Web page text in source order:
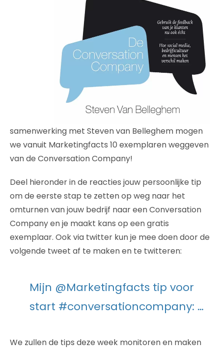
samenwerking met Steven van Belleghem mogen
we vanuit Marketingfacts 10 exemplaren weggeven
van de Conversation Company!
Deel hieronder in de reacties jouw persoonlijke tip
om de eerste stap te zetten op weg naar het
omturnen van jouw bedrijf naar een Conversation
Company en je maakt kans op een gratis
exemplaar. Ook via twitter kun je mee doen door de
volgende tweet af te maken en te twitteren:
Mijn @Marketingfacts tip voor
start #conversationcompany: …
We zullen de tips deze week monitoren en maken